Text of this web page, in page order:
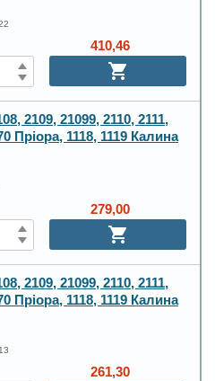
410,46
2109, 21099, 2110, 2111,
Пріора, 1118, 1119 Калина
279,00
2109, 21099, 2110, 2111,
Пріора, 1118, 1119 Калина
261,30